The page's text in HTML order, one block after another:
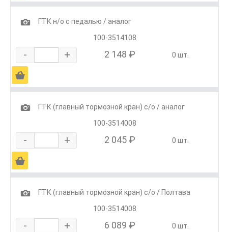
1
ГТК н/о с педалью / аналог
100-3514108
- + 2 148 ₽ 0 шт.
Ä
1
ГТК (главный тормозной кран) с/о / аналог
100-3514008
- + 2 045 ₽ 0 шт.
Ä
1
ГТК (главный тормозной кран) с/о / Полтава
100-3514008
- + 6 089 ₽ 0 шт.